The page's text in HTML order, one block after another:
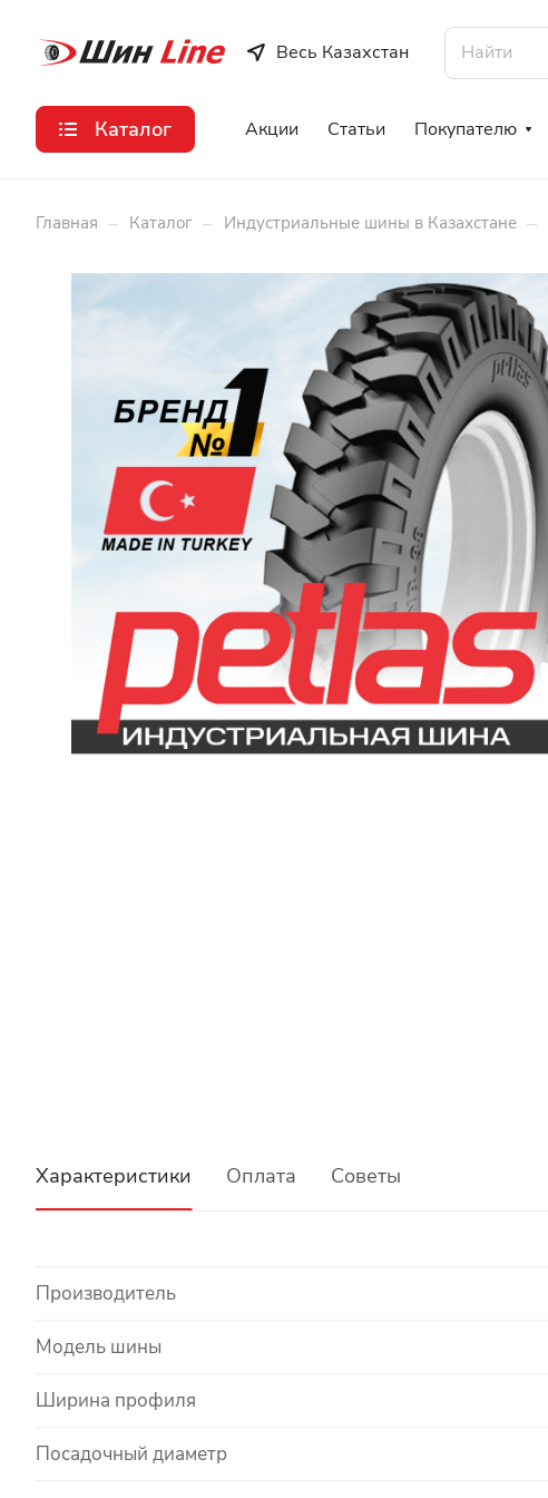
Весь Казахстан
Каталог Акции Статьи Покупателю
Главная – Каталог – Индустриальные шины в Казахстане –
Характеристики Оплата Советы
Производитель
Модель шины
Ширина профиля
Посадочный диаметр